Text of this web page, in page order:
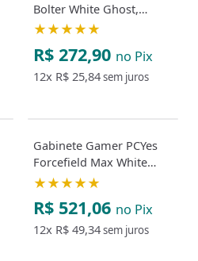
Bolter White Ghost,
Lateral em Vidro, Branco
★★★★★
R$ 272,90 no Pix
12x R$ 25,84sem juros
Gabinete Gamer PCYes
Forcefield Max White
Ghost, Frontal e Lateral
★★★★★
R$ 521,06 no Pix
12x R$ 49,34sem juros